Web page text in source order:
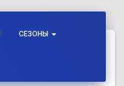
СЕЗОНЫ